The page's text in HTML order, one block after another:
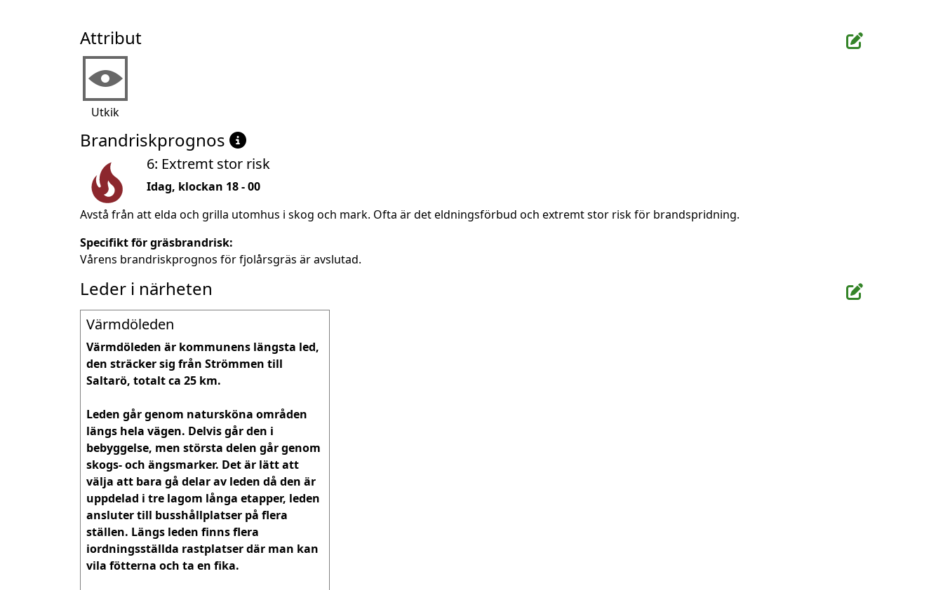
Attribut
Utkik
Brandriskprognos
6: Extremt stor risk
Idag, klockan 18 - 00
Avstå från att elda och grilla utomhus i skog och mark. Ofta är det eldningsförbud och extremt stor risk för brandspridning.
Specifikt för gräsbrandrisk:
Vårens brandriskprognos för fjolårsgräs är avslutad.
Leder i närheten
Värmdöleden
Värmdöleden är kommunens längsta led,
den sträcker sig från Strömmen till
Saltarö, totalt ca 25 km.
Leden går genom natursköna områden
längs hela vägen. Delvis går den i
bebyggelse, men största delen går genom
skogs- och ängsmarker. Det är lätt att
välja att bara gå delar av leden då den är
uppdelad i tre lagom långa etapper, leden
ansluter till busshållplatser på flera
ställen. Längs leden finns flera
iordningsställda rastplatser där man kan
vila fötterna och ta en fika.